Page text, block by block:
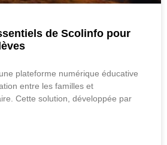
de Scolinfo pour
plateforme numérique éducative
entre les familles et
Cette solution, développée par